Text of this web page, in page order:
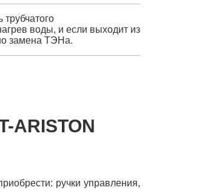
воды, и если выходит из
замена ТЭНа.
ручки управления,